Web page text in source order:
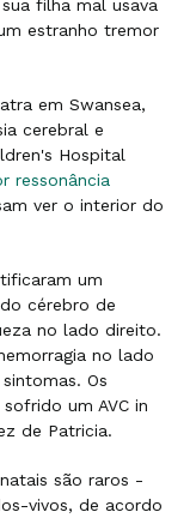
filha mal usava
estranho tremor
em Swansea,
cerebral e
Hospital
ressonância
ver o interior do
um
cérebro de
no lado direito.
no lado
Os
um AVC in
de Patricia.
são raros -
vivos, de acordo